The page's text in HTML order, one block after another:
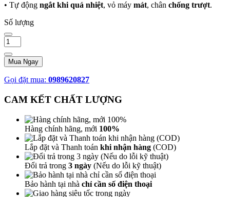
• Tự động ngắt khi quá nhiệt, vỏ máy mát, chân chống trượt.
Số lượng
Mua Ngay
Gọi đặt mua: 0989620827
CAM KẾT CHẤT LƯỢNG
Hàng chính hãng, mới 100%
Lắp đặt và Thanh toán khi nhận hàng (COD)
Đổi trả trong 3 ngày (Nếu do lỗi kỹ thuật)
Bảo hành tại nhà chỉ cần số điện thoại